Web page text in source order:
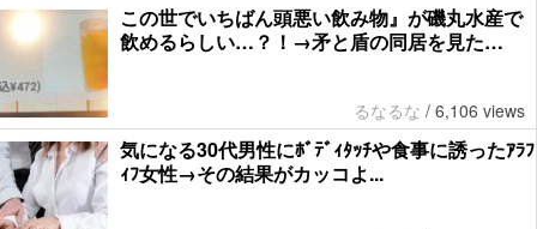
この世でいちばん頭悪い飲み物』が磯丸水産で
飲めるらしい…？！→矛と盾の同居を見た…
るなるな / 6,106 views
気になる30代男性にﾎﾞﾃﾞｨﾀｯﾁや食事に誘ったｱﾗﾌ
ｨﾌ女性→その結果がカッコよ...